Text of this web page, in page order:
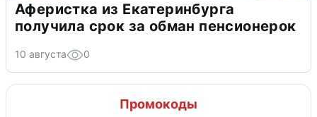
Аферистка из Екатеринбурга
получила срок за обман пенсионерок
10 августа 0
Промокоды